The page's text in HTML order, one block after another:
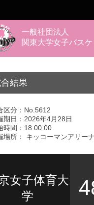
一般社団法人
関東大学女子バス
結果
区分：No.5612
期日：2026年4月28日
時間：18:00:00
場所： キッコーマンアリー
女子体育大
学